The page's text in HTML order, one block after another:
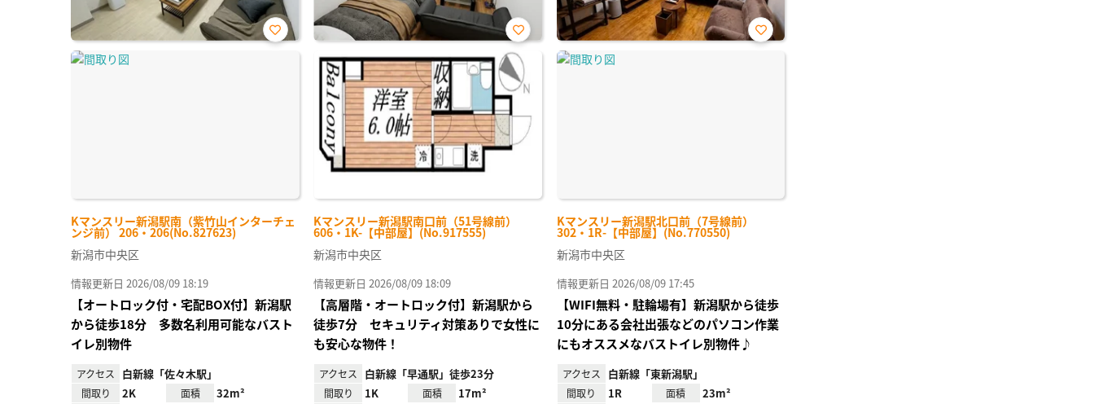
Kマンスリー新潟駅南（紫竹山インターチェ
ンジ前） 206・206(No.827623)
お気
新潟市中央区
情報更新日 2026/08/09 18:19
【オートロック付・宅配BOX付】新潟駅
から徒歩18分 多数名利用可能なバスト
イレ別物件
アクセス 白新線「佐々木駅」
間取り 2K 面積 32m²
Kマンスリー新潟駅南口前（51号線前）
606・1K-【中部屋】(No.917555)
お気
に入
り登
録
新潟市中央区
情報更新日 2026/08/09 18:09
【高層階・オートロック付】新潟駅から
徒歩7分 セキュリティ対策ありで女性に
も安心な物件！
アクセス 白新線「早通駅」徒歩23分
間取り 1K 面積 17m²
Kマンスリー新潟駅北口前（7号線前）
302・1R-【中部屋】(No.770550)
お気
新潟市中央区
情報更新日 2026/08/09 17:45
【WIFI無料・駐輪場有】新潟駅から徒歩
10分にある会社出張などのパソコン作業
にもオススメなバストイレ別物件♪
アクセス 白新線「東新潟駅」
間取り 1R 面積 23m²